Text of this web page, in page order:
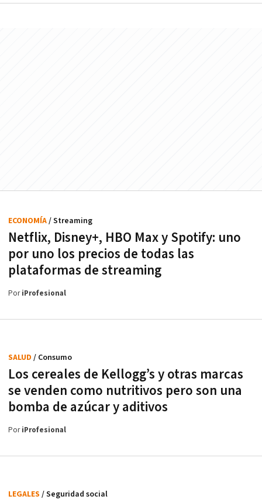
Netflix, Disney+, HBO Max y Spotify: uno
por uno los precios de todas las
plataformas de streaming
ECONOMÍA/ Streaming
PoriProfesional
Los cereales de Kellogg’s y otras marcas
se venden como nutritivos pero son una
bomba de azúcar y aditivos
SALUD / Consumo
PoriProfesional
LEGALES / Seguridad social